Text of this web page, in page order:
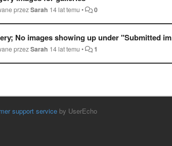
przezSarah 14 lat temu • 0
No images showing up under "Submitted images"
przezSarah 14 lat temu • 1
support serviceby UserEcho